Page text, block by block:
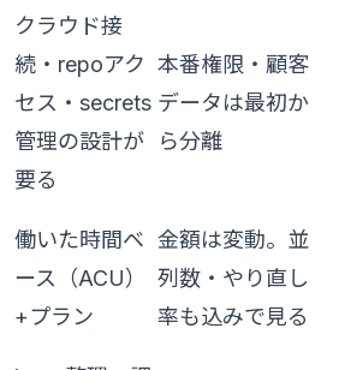
クラウド接
続・repoアク
セス・secrets
管理の設計が
要る
本番権限・顧客
データは最初か
ら分離
働いた時間ベ
ース（ACU）
+プラン
金額は変動。並
列数・やり直し
率も込みで見る